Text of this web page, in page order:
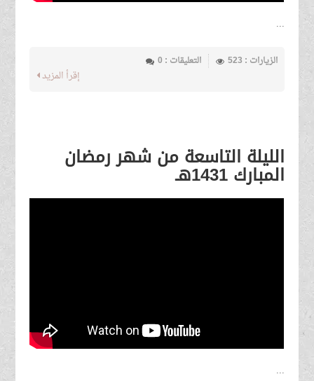
...
الزيارات : 523 التعليقات : 0
إقرأ المزيد
الليلة التاسعة من شهر رمضان
المبارك 1431هـ
...